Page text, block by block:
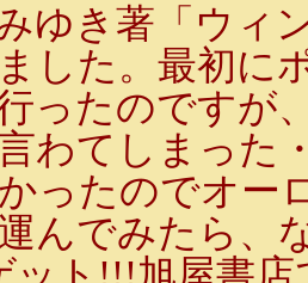
ゆき著「ウィ
した。最初に
ったのですが
わてしまった
ったのでオー
んでみたら、